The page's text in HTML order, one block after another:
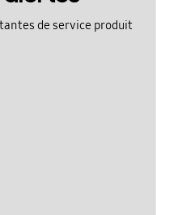
de service produit